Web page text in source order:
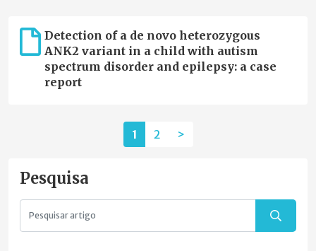
Detection of a de novo heterozygous
ANK2 variant in a child with autism
spectrum disorder and epilepsy: a case
report
1 2 >
Pesquisa